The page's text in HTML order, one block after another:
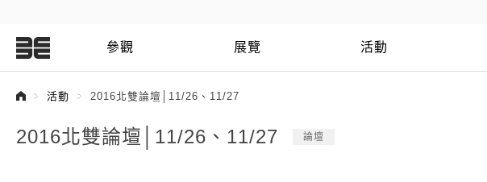
參觀 展覽 活動
活動 2016北雙論壇│11/26、11/27
2016北雙論壇│11/26、11/27 論壇